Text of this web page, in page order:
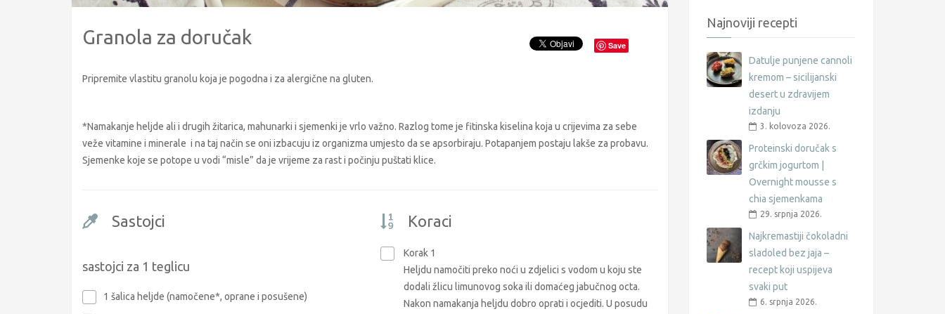
Granola za doručak Save
Pripremite vlastitu granolu koja je pogodna i za alergične na gluten.
*Namakanje heljde ali i drugih žitarica, mahunarki i sjemenki je vrlo važno. Razlog tome je fitinska kiselina koja u crijevima za sebe
veže vitamine i minerale i na taj način se oni izbacuju iz organizma umjesto da se apsorbiraju. Potapanjem postaju lakše za probavu.
Sjemenke koje se potope u vodi “misle” da je vrijeme za rast i počinju puštati klice.
Sastojci
sastojci za 1 teglicu
1 šalica heljde (namočene*, oprane i posušene)
Koraci
Korak 1
Heljdu namočiti preko noći u zdjelici s vodom u koju ste
dodali žlicu limunovog soka ili domaćeg jabučnog octa.
Nakon namakanja heljdu dobro oprati i ocjediti. U posudu
Najnoviji recepti
Datulje punjene cannoli
kremom – sicilijanski
desert u zdravijem
izdanju
3. kolovoza 2026.
Proteinski doručak s
grčkim jogurtom |
Overnight mousse s
chia sjemenkama
29. srpnja 2026.
Najkremastiji čokoladni
sladoled bez jaja –
recept koji uspijeva
svaki put
6. srpnja 2026.